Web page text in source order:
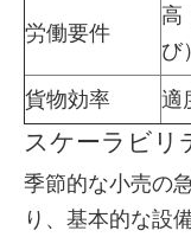
労働要件
高
び）
貨物効率 適
スケーラビリ
季節的な小売の
り、基本的な設